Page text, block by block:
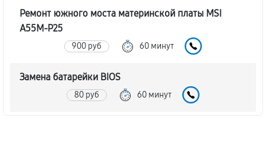
Ремонт южного моста материнской платы MSI
A55M-P25
900 руб 60 минут
Замена батарейки BIOS
80 руб 60 минут